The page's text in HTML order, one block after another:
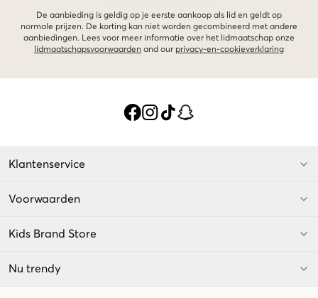
De aanbieding is geldig op je eerste aankoop als lid en geldt op
normale prijzen. De korting kan niet worden gecombineerd met andere
aanbiedingen. Lees voor meer informatie over het lidmaatschap onze
lidmaatschapsvoorwaarden and our privacy-en-cookieverklaring
Klantenservice
Voorwaarden
Kids Brand Store
Nu trendy